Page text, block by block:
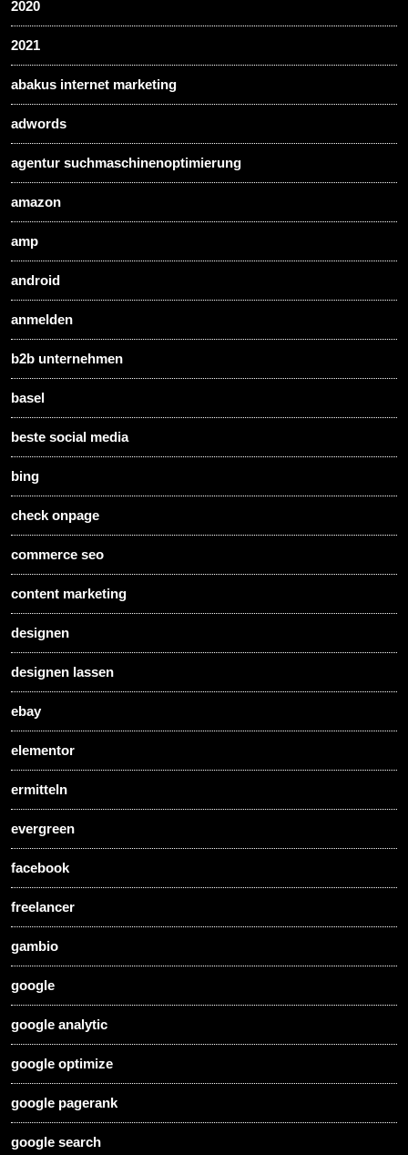
2020
2021
abakus internet marketing
adwords
agentur suchmaschinenoptimierung
amazon
amp
android
anmelden
b2b unternehmen
basel
beste social media
bing
check onpage
commerce seo
content marketing
designen
designen lassen
ebay
elementor
ermitteln
evergreen
facebook
freelancer
gambio
google
google analytic
google optimize
google pagerank
google search